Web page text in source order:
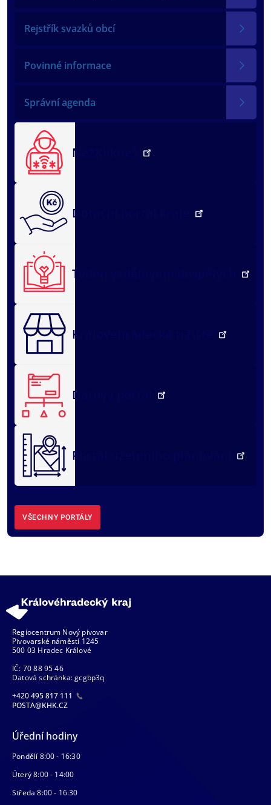
Rejstřík svazků obcí
Povinné informace
Správní agenda
NežKlikneš
Dotační portál kraje
Týden vzdělávání dospělých
Královéhradecké tržiště
Datový portál
Portál územního plánování
VŠECHNY PORTÁLY
Regiocentrum Nový pivovar
Pivovarské náměstí 1245
500 03 Hradec Králové
IČ: 70 88 95 46
Datová schránka: gcgbp3q
+420 495 817 111
POSTA@KHK.CZ
Úřední hodiny
Pondělí 8:00 - 16:30
Úterý 8:00 - 14:00
Středa 8:00 - 16:30